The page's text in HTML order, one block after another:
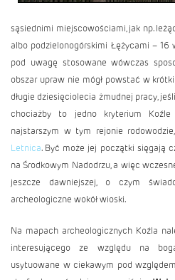
sąsiednimi miejscowościami, jak np.
albo podzielonogórskimi Łężycami – 16
pod uwagę stosowane wówczas
obszar upraw nie mógł powstać w
długie dziesięciolecia żmudnej pracy,
chociażby to jedno kryterium
najstarszym w tym rejonie
Letnica. Być może jej początki sięgają
na Środkowym Nadodrzu, a więc
jeszcze dawniejszej, o czym
archeologiczne wokół wioski.
Na mapach archeologicznych Koźla
interesującego ze względu na
usytuowane w ciekawym pod